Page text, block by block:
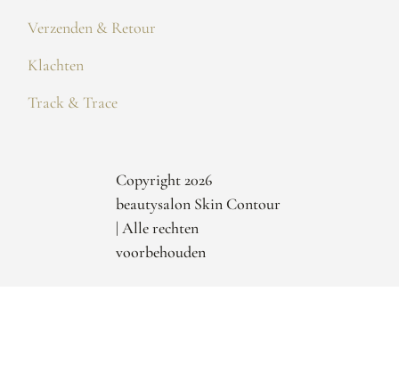
Verzenden & Retour
Klachten
Track & Trace
Copyright 2026
beautysalon Skin Contour
| Alle rechten
voorbehouden